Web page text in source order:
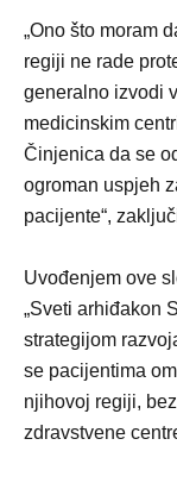
„Ono što moram
regiji ne rade
generalno izvodi
medicinskim
Činjenica da se
ogroman uspjeh
pacijente“,
Uvođenjem ove
„Sveti arhiđakon
strategijom
se pacijentima
njihovoj regiji,
zdravstvene